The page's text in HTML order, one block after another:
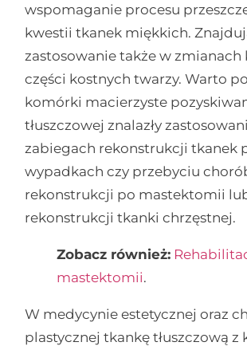
wspomaganie procesu
kwestii tkanek miękkich.
zastosowanie także w zmianach
części kostnych twarzy. Warto
komórki macierzyste
tłuszczowej znalazły
zabiegach rekonstrukcji tkanek
wypadkach czy przebyciu
rekonstrukcji po mastektomii
rekonstrukcji tkanki chrzęstnej.
Zobacz również:
mastektomii.
W medycynie estetycznej oraz
plastycznej tkankę tłuszczową z